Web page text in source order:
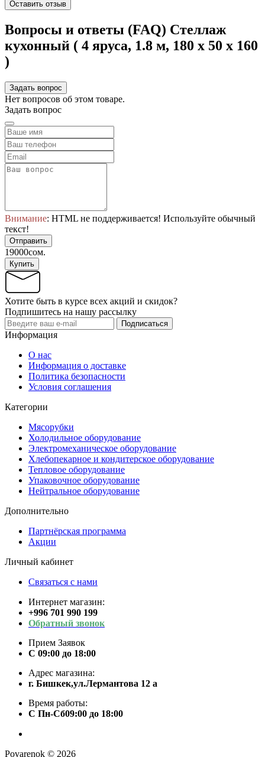
Оставить отзыв
Вопросы и ответы (FAQ) Стеллаж
кухонный ( 4 яруса, 1.8 м, 180 х 50 х 160
)
Задать вопрос
Нет вопросов об этом товаре.
Задать вопрос
Внимание: HTML не поддерживается! Используйте обычный
текст!
Отправить
19000сом.
Купить
Хотите быть в курсе всех акций и скидок?
Подпишитесь на нашу рассылку
Подписаться
Информация
О нас
Информация о доставке
Политика безопасности
Условия соглашения
Категории
Мясорубки
Холодильное оборудование
Электромеханическое оборудование
Хлебопекарное и кондитерское оборудование
Тепловое оборудование
Упаковочное оборудование
Нейтральное оборудование
Дополнительно
Партнёрская программа
Акции
Личный кабинет
Связаться с нами
Интернет магазин:
+996 701 990 199
Обратный звонок
Прием Заявок
С 09:00 до 18:00
Адрес магазина:
г. Бишкек,ул.Лермантова 12 а
Время работы:
С Пн-Сб09:00 до 18:00
Povarenok © 2026